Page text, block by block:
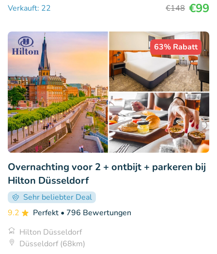
Verkauft: 22
€148 €99
63% Rabatt
Overnachting voor 2 + ontbijt + parkeren bij
Hilton Düsseldorf
Sehr beliebter Deal
9.2
Perfekt • 796 Bewertungen
Hilton Düsseldorf
Düsseldorf (68km)